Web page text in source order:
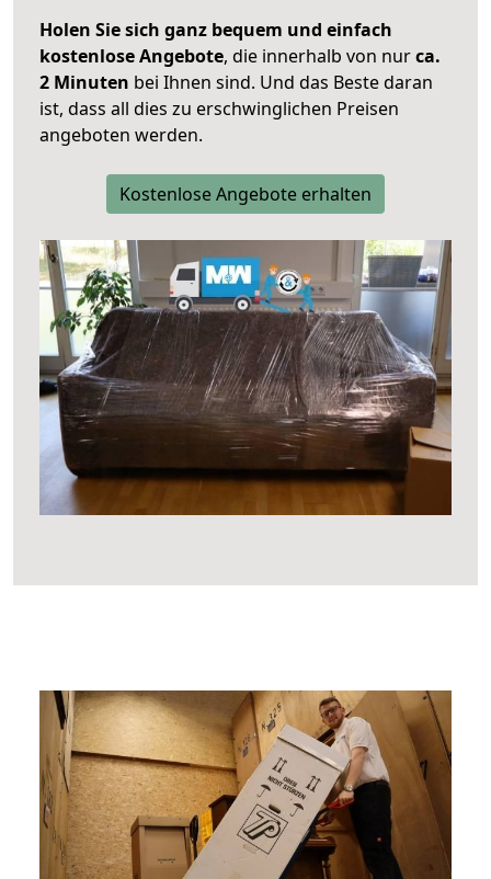
Holen Sie sich ganz bequem und einfach
kostenlose Angebote, die innerhalb von nurca.
2 Minuten bei Ihnen sind. Und das Beste daran
ist, dass all dies zu erschwinglichen Preisen
angeboten werden.
Kostenlose Angebote erhalten